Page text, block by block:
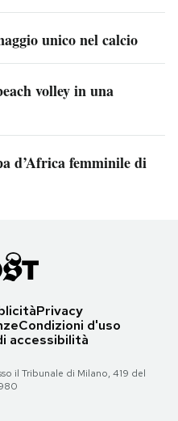
unico nel calcio
volley in una
d’Africa femminile di
Privacy
Condizioni d'uso
accessibilità
il Tribunale di Milano, 419 del